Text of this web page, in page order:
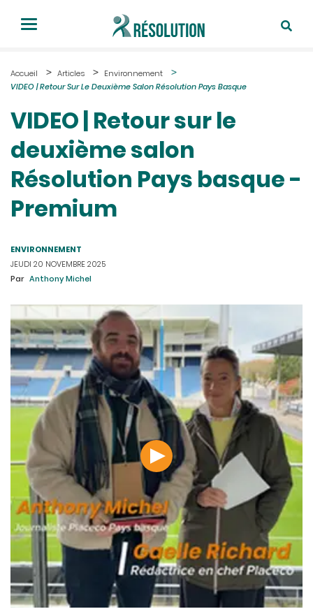
Accueil Articles
Environnement
VIDEO | Retour Sur Le Deuxième Salon Résolution Pays Basque
VIDEO | Retour sur le
deuxième salon
Résolution Pays basque -
Premium
ENVIRONNEMENT
JEUDI 20 NOVEMBRE 2025
Par Anthony Michel